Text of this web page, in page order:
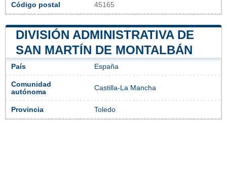
Código postal 45165
DIVISIÓN ADMINISTRATIVA DE
SAN MARTÍN DE MONTALBÁN
País España
Comunidad
autónoma
Castilla-La Mancha
Provincia Toledo